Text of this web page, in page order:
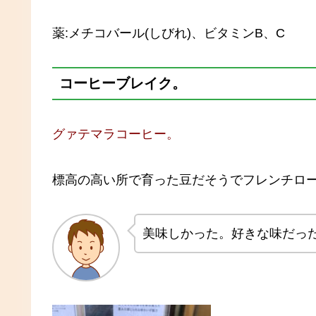
薬:メチコバール(しびれ)、ビタミンB、C
コーヒーブレイク。
グァテマラコーヒー。
標高の高い所で育った豆だそうでフレンチロ
美味しかった。好きな味だっ